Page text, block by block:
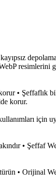
resimlerini
• Şeffaflık
korur.
için
• Şeffaf
• Orijinal